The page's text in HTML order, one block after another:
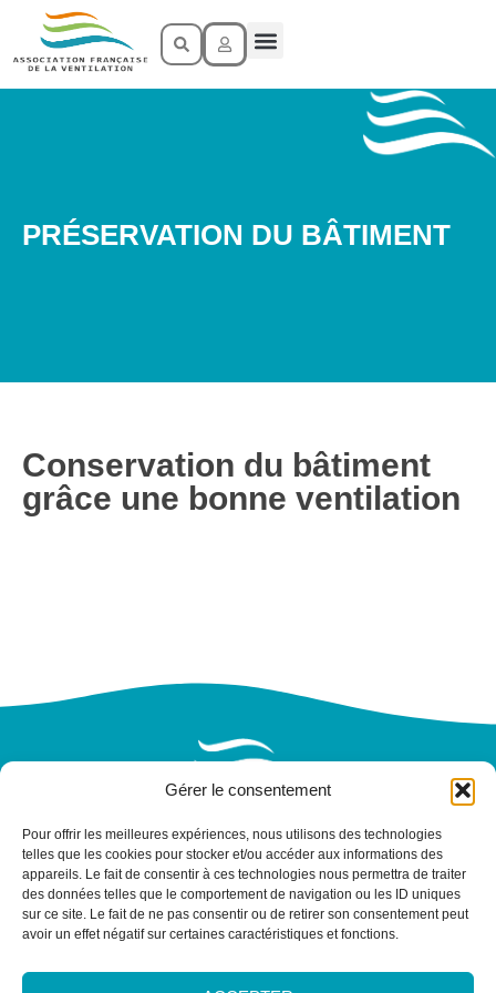
Gérer le consentement
Pour offrir les meilleures expériences, nous utilisons des technologies
telles que les cookies pour stocker et/ou accéder aux informations des
appareils. Le fait de consentir à ces technologies nous permettra de traiter
des données telles que le comportement de navigation ou les ID uniques
sur ce site. Le fait de ne pas consentir ou de retirer son consentement peut
avoir un effet négatif sur certaines caractéristiques et fonctions.
PRÉSERVATION DU BÂTIMENT
Conservation du bâtiment
grâce une bonne ventilation
NOS INFORMATIONS
11/17 Rue de l'Amiral Hamelin, 75116 Paris
NOUS ÉCRIRE